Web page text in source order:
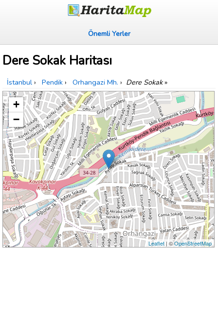
Önemli Yerler
Dere Sokak Haritası
İstanbul › Pendik › Orhangazi Mh. › Dere Sokak»
+
−
Leaflet| ©OpenStreetMap